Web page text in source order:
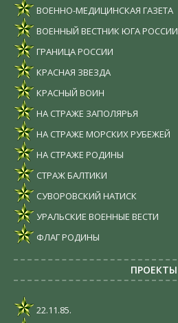
ВОЕННО-МЕДИЦИНСКАЯ ГАЗЕТА
ВОЕННЫЙ ВЕСТНИК ЮГА РОССИИ
ГРАНИЦА РОССИИ
КРАСНАЯ ЗВЕЗДА
КРАСНЫЙ ВОИН
НА СТРАЖЕ ЗАПОЛЯРЬЯ
НА СТРАЖЕ МОРСКИХ РУБЕЖЕЙ
НА СТРАЖЕ РОДИНЫ
СТРАЖ БАЛТИКИ
СУВОРОВСКИЙ НАТИСК
УРАЛЬСКИЕ ВОЕННЫЕ ВЕСТИ
ФЛАГ РОДИНЫ
ПРОЕКТЫ
22.11.85.